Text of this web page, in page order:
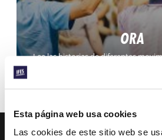
Esta página web usa cookies
Las cookies de este sitio web se
ORA
Lee las historias de diferentes
de todo el mundo y ora con